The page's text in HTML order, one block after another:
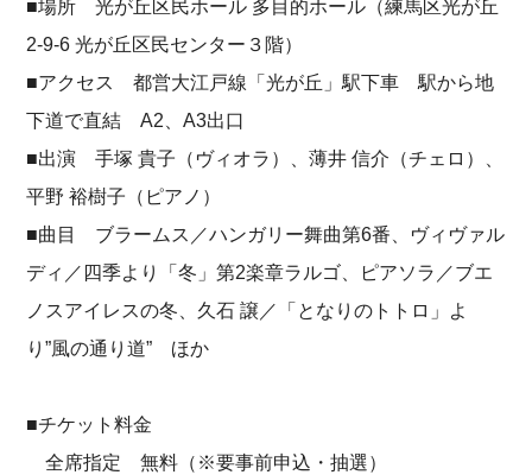
■場所 光が丘区民ホール 多目的ホール（練馬区光が丘
2-9-6 光が丘区民センター３階）
■アクセス 都営大江戸線「光が丘」駅下車 駅から地
下道で直結 A2、A3出口
■出演 手塚 貴子（ヴィオラ）、薄井 信介（チェロ）、
平野 裕樹子（ピアノ）
■曲目 ブラームス／ハンガリー舞曲第6番、ヴィヴァル
ディ／四季より「冬」第2楽章ラルゴ、ピアソラ／ブエ
ノスアイレスの冬、久石 譲／「となりのトトロ」よ
り”風の通り道” ほか
■チケット料金
全席指定 無料（※要事前申込・抽選）